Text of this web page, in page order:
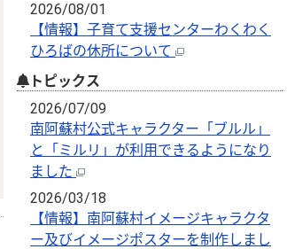
2026/08/01
【情報】子育て支援センターわくわく
ひろばの休所について
トピックス
2026/07/09
南阿蘇村公式キャラクター「ブルル」
と「ミルリ」が利用できるようになり
ました
2026/03/18
【情報】南阿蘇村イメージキャラクタ
ー及びイメージポスターを制作しまし